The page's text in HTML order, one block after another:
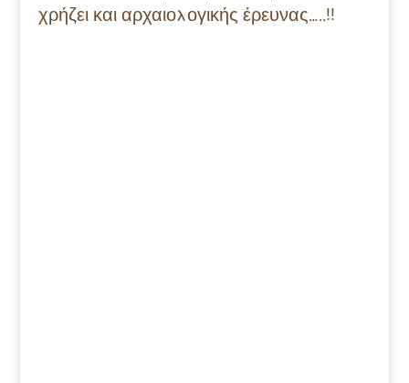
χρήζει και αρχαιολογικής έρευνας…..!!